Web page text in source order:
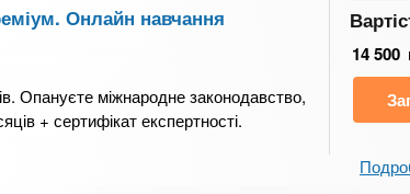
Онлайн навчання
Опануєте міжнародне законодавство,
+ сертифікат експертності.
14 500